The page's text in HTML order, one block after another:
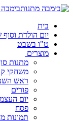
בית
יום הולדת וסוף
ט"ו בשבט
מוצרים
מתנות
משחקי
ראש
פורים
יום
פסח
תמונות